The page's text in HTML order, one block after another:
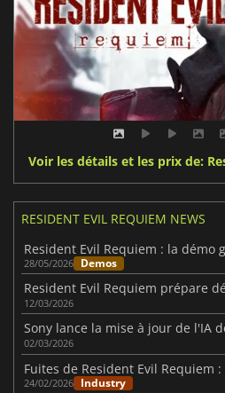
Voir les détails et les prix de:
RESIDENT EVIL REQUIEM NEWS
28/05/2026 Demos
12/03/2026
02/03/2026
24/02/2026 Industry